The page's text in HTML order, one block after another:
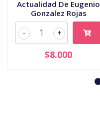
Actualidad De Eugenio
Gonzalez Rojas
+
-
$8.000